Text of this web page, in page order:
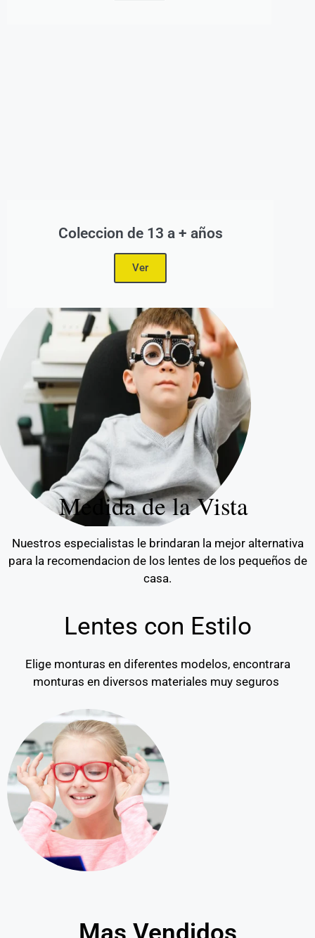
Coleccion de 13 a + años
Ver
Medida de la Vista
Nuestros especialistas le brindaran la mejor alternativa
para la recomendacion de los lentes de los pequeños de
casa.
Lentes con Estilo
Elige monturas en diferentes modelos, encontrara
monturas en diversos materiales muy seguros